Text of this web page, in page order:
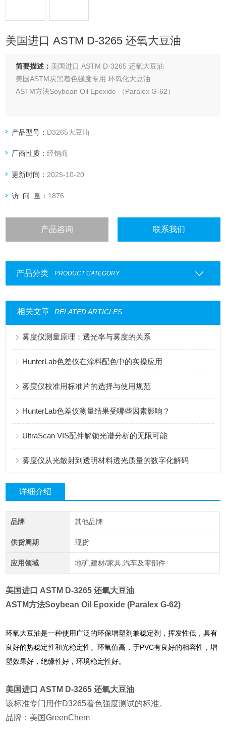
美国进口 ASTM D-3265 还氧大豆油
简要描述： 美国进口 ASTM D-3265 还氧大豆油
美国ASTM炭黑着色强度专用 环氧化大豆油
ASTM方法Soybean Oil Epoxide （Paralex G-62）
产品型号： D3265大豆油
厂商性质：经销商
更新时间： 2025-10-20
访 问 量： 1876
产品咨询 联系我们
产品分类 PRODUCT CATEGORY
相关文章 RELATED ARTICLES
雾度仪测量原理：透光率与雾度的关系
HunterLab色差仪在涂料配色中的实操应用
雾度仪校准用标准片的选择与使用规范
HunterLab色差仪测量结果受哪些因素影响？
UltraScan VIS配件解锁光谱分析的无限可能
雾度仪从光散射到透明材料透光质量的数字化解码
详细介绍
品牌 其他品牌
供货周期 现货
应用领域 地矿,建材/家具,汽车及零部件
美国进口 ASTM D-3265 还氧大豆油
ASTM方法Soybean Oil Epoxide (Paralex G-62)
环氧大豆油是一种使用广泛的环保增塑剂兼稳定剂，挥发性低，具有
良好的热稳定性和光稳定性。环氧值高，于PVC有良好的相容性，增
塑效果好，绝缘性好，环境稳定性好。
美国进口 ASTM D-3265 还氧大豆油
该标准专门用作D3265着色强度测试的标准。
品牌：美国GreenChem